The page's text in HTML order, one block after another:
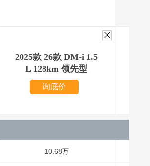
2025款 26款 DM-i 1.5
L 128km 领先型
询底价
10.68万